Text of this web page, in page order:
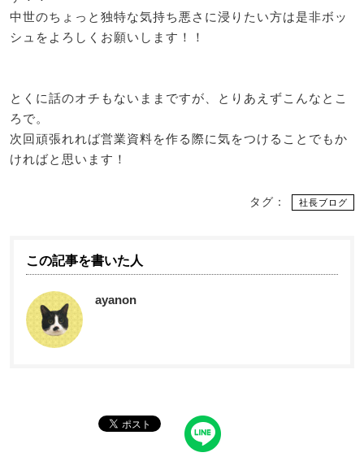
中世のちょっと独特な気持ち悪さに浸りたい方は是非ボッ
シュをよろしくお願いします！！
とくに話のオチもないままですが、とりあえずこんなとこ
ろで。
次回頑張れれば営業資料を作る際に気をつけることでもか
ければと思います！
タグ： 社長ブログ
この記事を書いた人
ayanon